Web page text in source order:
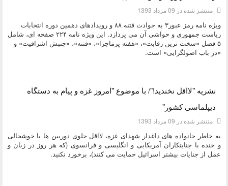
منتشر شده در 09 مرداد 1393
ویژه نامه رمز عبور۳ به حوادث فتنه ۸۸ و رویدادهای دهمین دوره انتخابات
ریاست جمهوری و حواشی آن می پردازد. این ویژه نامه ۲۲۴ صفحه ای، شامل
۵ فصل «سخت ترین رقابت»، «هفته پرماجرا»، «فتنه»، «جنبش اشرافیت» و
«در باب اصولگرایی» است.
نشریه "لااقل نخندید!"/ با موضوع "امروز غزه و پیام به دستگاه
دیپلماسی کشور"
منتشر شده در 09 مرداد 1393
به خاطر خانواده های داغدار شهدای غزه، لااقل جلوی دوربین ها با خوشحالی
و خنده با جنایتکاران آمریکایی و انگلیسی و فرانسوی (که هر روز در زبان و
عمل از جنایات بیشتر اسرائیل حمایت می کنند)، برخورد نکنید.